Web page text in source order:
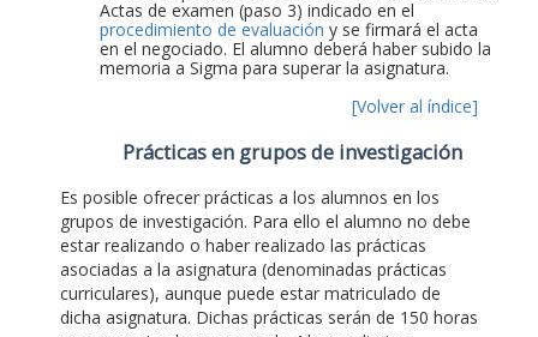
Actas de examen (paso 3) indicado en el
procedimiento de evaluación y se firmará el acta
en el negociado. El alumno deberá haber subido la
memoria a Sigma para superar la asignatura.
[Volver al índice]
Prácticas en grupos de investigación
Es posible ofrecer prácticas a los alumnos en los
grupos de investigación. Para ello el alumno no debe
estar realizando o haber realizado las prácticas
asociadas a la asignatura (denominadas prácticas
curriculares), aunque puede estar matriculado de
dicha asignatura. Dichas prácticas serán de 150 horas